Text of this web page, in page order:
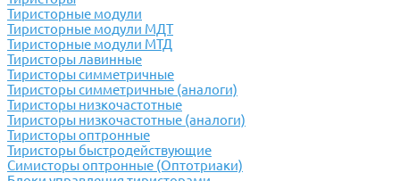
Тиристорные модули
Тиристорные модули МДТ
Тиристорные модули МТД
Тиристоры лавинные
Тиристоры симметричные
Тиристоры симметричные (аналоги)
Тиристоры низкочастотные
Тиристоры низкочастотные (аналоги)
Тиристоры оптронные
Тиристоры быстродействующие
Симисторы оптронные (Оптотриаки)